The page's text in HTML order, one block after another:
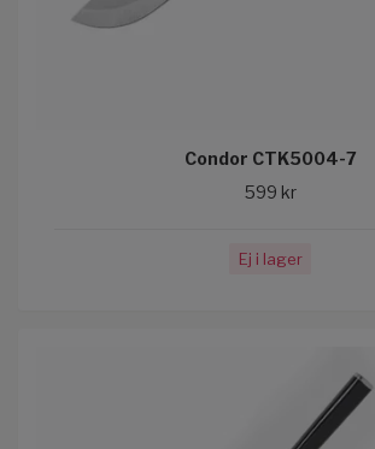
Condor CTK5004-7
599 kr
Ej i lager